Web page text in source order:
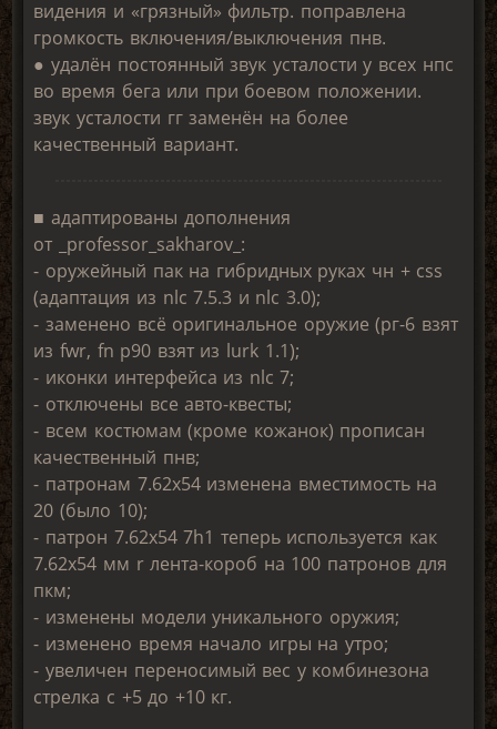
видения и «грязный» фильтр. поправлена
громкость включения/выключения пнв.
● удалён постоянный звук усталости у всех нпс
во время бега или при боевом положении.
звук усталости гг заменён на более
качественный вариант.
■ адаптированы дополнения
от _professor_sakharov_:
- оружейный пак на гибридных руках чн + css
(адаптация из nlc 7.5.3 и nlc 3.0);
- заменено всё оригинальное оружие (рг-6 взят
из fwr, fn p90 взят из lurk 1.1);
- иконки интерфейса из nlc 7;
- отключены все авто-квесты;
- всем костюмам (кроме кожанок) прописан
качественный пнв;
- патронам 7.62х54 изменена вместимость на
20 (было 10);
- патрон 7.62x54 7h1 теперь используется как
7.62х54 мм r лента-короб на 100 патронов для
пкм;
- изменены модели уникального оружия;
- изменено время начало игры на утро;
- увеличен переносимый вес у комбинезона
стрелка с +5 до +10 кг.